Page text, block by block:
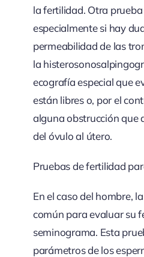
la fertilidad. Otra
especialmente si hay
permeabilidad de las
la
ecografía especial que
están libres o, por el
alguna obstrucción que
del óvulo al útero.
Pruebas de fertilidad
En el caso del hombre,
común para evaluar su
seminograma. Esta
parámetros de los